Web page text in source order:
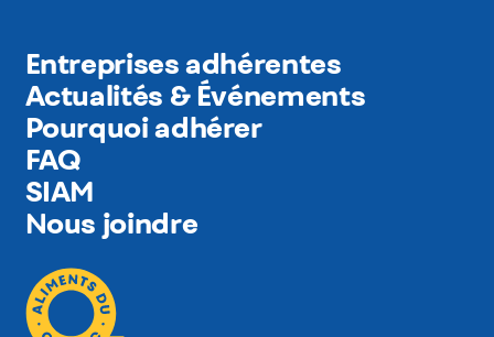
Entreprises adhérentes
Actualités & Événements
Pourquoi adhérer
FAQ
SIAM
Nous joindre